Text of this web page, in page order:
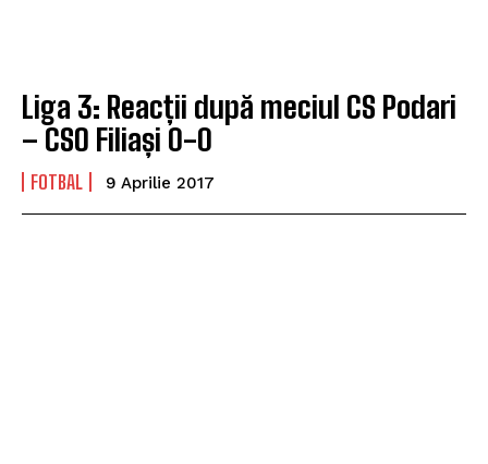
Liga 3: Reacții după meciul CS Podari
– CSO Filiași 0-0
FOTBAL 9 Aprilie 2017